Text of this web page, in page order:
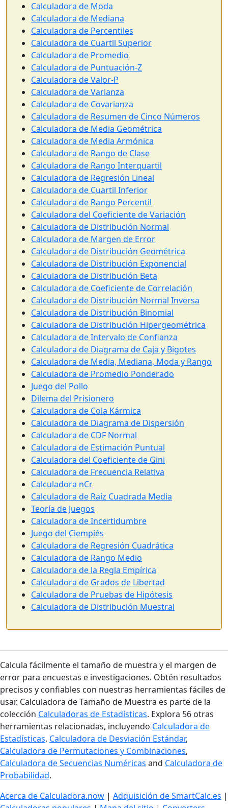
Calculadora de Moda
Calculadora de Mediana
Calculadora de Percentiles
Calculadora de Cuartil Superior
Calculadora de Promedio
Calculadora de Puntuación-Z
Calculadora de Valor-P
Calculadora de Varianza
Calculadora de Covarianza
Calculadora de Resumen de Cinco Números
Calculadora de Media Geométrica
Calculadora de Media Armónica
Calculadora de Rango de Clase
Calculadora de Rango Interquartil
Calculadora de Regresión Lineal
Calculadora de Cuartil Inferior
Calculadora de Rango Percentil
Calculadora del Coeficiente de Variación
Calculadora de Distribución Normal
Calculadora de Margen de Error
Calculadora de Distribución Geométrica
Calculadora de Distribución Exponencial
Calculadora de Distribución Beta
Calculadora de Coeficiente de Correlación
Calculadora de Distribución Normal Inversa
Calculadora de Distribución Binomial
Calculadora de Distribución Hipergeométrica
Calculadora de Intervalo de Confianza
Calculadora de Diagrama de Caja y Bigotes
Calculadora de Media, Mediana, Moda y Rango
Calculadora de Promedio Ponderado
Juego del Pollo
Dilema del Prisionero
Calculadora de Cola Kármica
Calculadora de Diagrama de Dispersión
Calculadora de CDF Normal
Calculadora de Estimación Puntual
Calculadora del Coeficiente de Gini
Calculadora de Frecuencia Relativa
Calculadora nCr
Calculadora de Raíz Cuadrada Media
Teoría de Juegos
Calculadora de Incertidumbre
Juego del Ciempiés
Calculadora de Regresión Cuadrática
Calculadora de Rango Medio
Calculadora de la Regla Empírica
Calculadora de Grados de Libertad
Calculadora de Pruebas de Hipótesis
Calculadora de Distribución Muestral
Calcula fácilmente el tamaño de muestra y el margen de
error para encuestas e investigaciones. Obtén resultados
precisos y confiables con nuestras herramientas fáciles de
usar. Calculadora de Tamaño de Muestra es parte de la
colección Calculadoras de Estadísticas. Explora 56 otras
herramientas relacionadas, incluyendo Calculadora de
Estadísticas, Calculadora de Desviación Estándar,
Calculadora de Permutaciones y Combinaciones,
Calculadora de Secuencias Numéricas and Calculadora de
Probabilidad.
Acerca de Calculadora.now | Adquisición de SmartCalc.es |